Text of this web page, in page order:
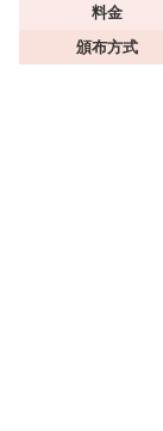
料金
頒布方式